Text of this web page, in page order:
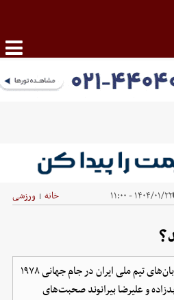
۱۴۰۴/۰۱/۲۲ - ۱۱:۰۰ خانه | ورزشی
رسول کربکندی که یکی از دروازه‌بان‌های تیم ملی ایران در جام جهانی ۱۹۷۸
و علیرضا بیرانوند صحبت‌های